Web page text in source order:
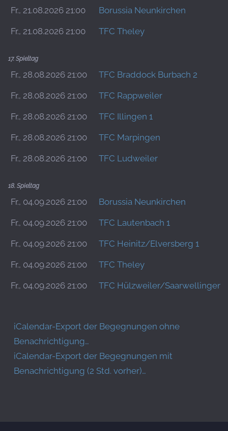
Fr., 21.08.2026 21:00 Borussia Neunkirchen
Fr., 21.08.2026 21:00 TFC Theley
17. Spieltag
Fr., 28.08.2026 21:00 TFC Braddock Burbach 2
Fr., 28.08.2026 21:00 TFC Rappweiler
Fr., 28.08.2026 21:00 TFC Illingen 1
Fr., 28.08.2026 21:00 TFC Marpingen
Fr., 28.08.2026 21:00 TFC Ludweiler
18. Spieltag
Fr., 04.09.2026 21:00 Borussia Neunkirchen
Fr., 04.09.2026 21:00 TFC Lautenbach 1
Fr., 04.09.2026 21:00 TFC Heinitz/Elversberg 1
Fr., 04.09.2026 21:00 TFC Theley
Fr., 04.09.2026 21:00 TFC Hülzweiler/Saarwellingen
iCalendar-Export der Begegnungen ohne
Benachrichtigung…
iCalendar-Export der Begegnungen mit
Benachrichtigung (2 Std. vorher)…